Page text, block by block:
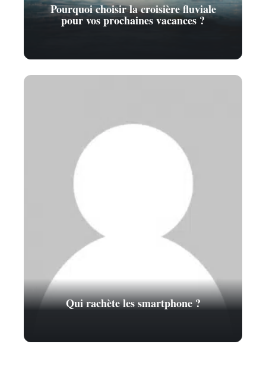
Pourquoi choisir la croisière fluviale
pour vos prochaines vacances ?
Qui rachète les smartphone ?